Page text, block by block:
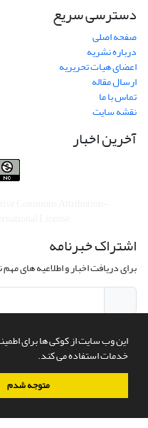
این وب سایت از کوکی ها برای
خدمات استفاده می کند.
متوجه شدم
دسترسی سریع
صفحه اصلی
درباره نشریه
اعضای هیات تحریریه
ارسال مقاله
تماس با ما
نقشه سایت
آخرین اخبار
اشتراک خبرنامه
برای دریافت اخبار و اطلاعیه های
سامانه مدیریت نشریات علمی.